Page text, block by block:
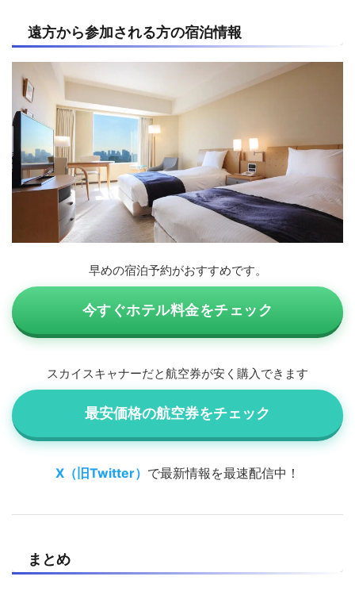
遠方から参加される方の宿泊情報
早めの宿泊予約がおすすめです。
今すぐホテル料金をチェック
スカイスキャナーだと航空券が安く購入できます
最安価格の航空券をチェック
X（旧Twitter） で最新情報を最速配信中！
まとめ